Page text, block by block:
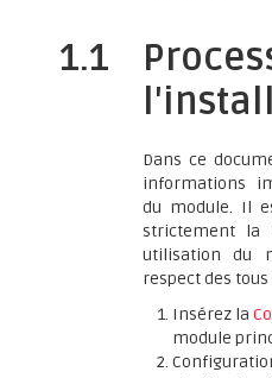
1.1
Dans ce
informations
du module. Il
strictement la
utilisation du
respect des
Insérez la
module